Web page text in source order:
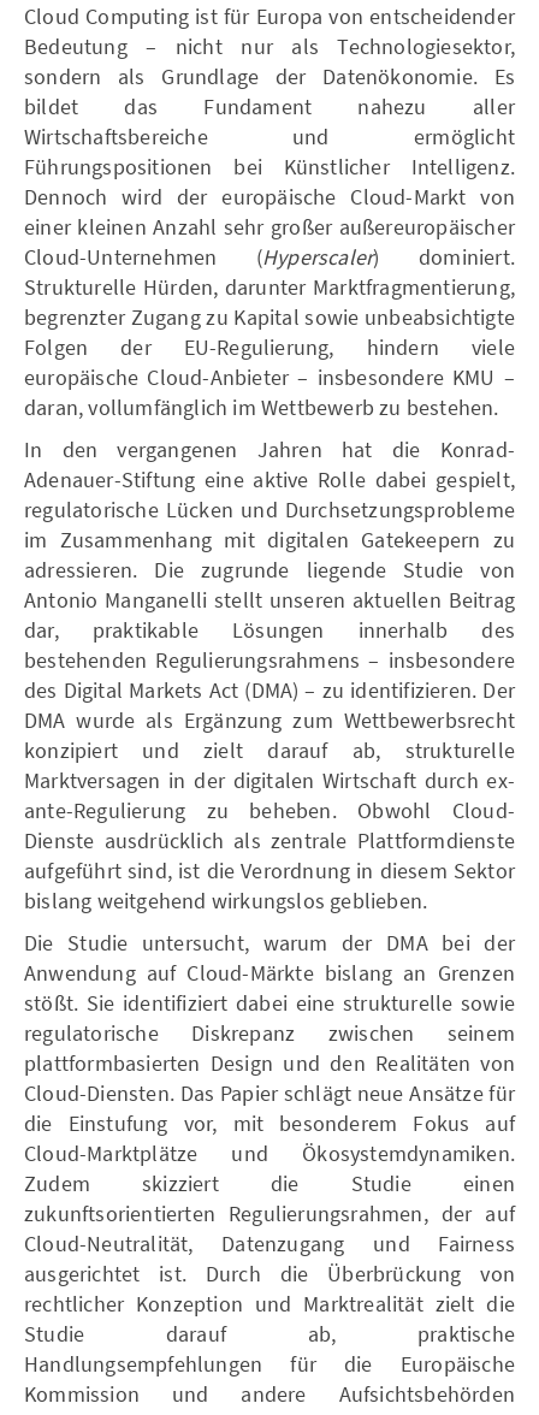
Cloud Computing ist für Europa von entscheidender
Bedeutung – nicht nur als Technologiesektor,
sondern als Grundlage der Datenökonomie. Es
bildet das Fundament nahezu aller
Wirtschaftsbereiche und ermöglicht
Führungspositionen bei Künstlicher Intelligenz.
Dennoch wird der europäische Cloud-Markt von
einer kleinen Anzahl sehr großer außereuropäischer
Cloud-Unternehmen (Hyperscaler) dominiert.
Strukturelle Hürden, darunter Marktfragmentierung,
begrenzter Zugang zu Kapital sowie unbeabsichtigte
Folgen der EU-Regulierung, hindern viele
europäische Cloud-Anbieter – insbesondere KMU –
daran, vollumfänglich im Wettbewerb zu bestehen.
In den vergangenen Jahren hat die Konrad-
Adenauer-Stiftung eine aktive Rolle dabei gespielt,
regulatorische Lücken und Durchsetzungsprobleme
im Zusammenhang mit digitalen Gatekeepern zu
adressieren. Die zugrunde liegende Studie von
Antonio Manganelli stellt unseren aktuellen Beitrag
dar, praktikable Lösungen innerhalb des
bestehenden Regulierungsrahmens – insbesondere
des Digital Markets Act (DMA) – zu identifizieren. Der
DMA wurde als Ergänzung zum Wettbewerbsrecht
konzipiert und zielt darauf ab, strukturelle
Marktversagen in der digitalen Wirtschaft durch ex-
ante-Regulierung zu beheben. Obwohl Cloud-
Dienste ausdrücklich als zentrale Plattformdienste
aufgeführt sind, ist die Verordnung in diesem Sektor
bislang weitgehend wirkungslos geblieben.
Die Studie untersucht, warum der DMA bei der
Anwendung auf Cloud-Märkte bislang an Grenzen
stößt. Sie identifiziert dabei eine strukturelle sowie
regulatorische Diskrepanz zwischen seinem
plattformbasierten Design und den Realitäten von
Cloud-Diensten. Das Papier schlägt neue Ansätze für
die Einstufung vor, mit besonderem Fokus auf
Cloud-Marktplätze und Ökosystemdynamiken.
Zudem skizziert die Studie einen
zukunftsorientierten Regulierungsrahmen, der auf
Cloud-Neutralität, Datenzugang und Fairness
ausgerichtet ist. Durch die Überbrückung von
rechtlicher Konzeption und Marktrealität zielt die
Studie darauf ab, praktische
Handlungsempfehlungen für die Europäische
Kommission und andere Aufsichtsbehörden